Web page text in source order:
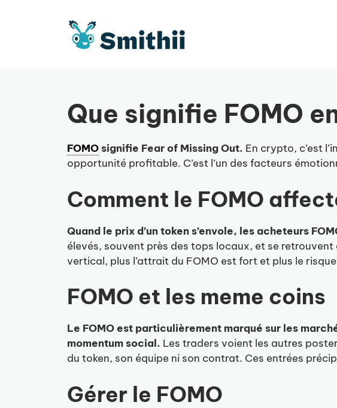
Que signifie FOMO
FOMO signifie Fear of Missing Out. En crypto, c’est
opportunité profitable. C’est l’un des facteurs
Comment le FOMO
Quand le prix d’un token s’envole, les acheteurs
élevés, souvent près des tops locaux, et se
vertical, plus l’attrait du FOMO est fort et plus le
FOMO et les meme coins
Le FOMO est particulièrement marqué sur les
momentum social. Les traders voient les autres
du token, son équipe ni son contrat. Ces entrées
Gérer le FOMO